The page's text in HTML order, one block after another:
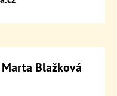
Marta Blažková